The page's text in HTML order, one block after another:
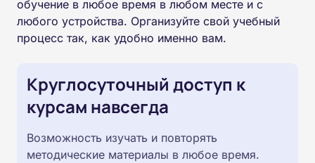
обучение в любое время в любом месте и с
любого устройства. Организуйте свой учебный
процесс так, как удобно именно вам.
Круглосуточный доступ к
курсам навсегда
Возможность изучать и повторять
методические материалы в любое время.